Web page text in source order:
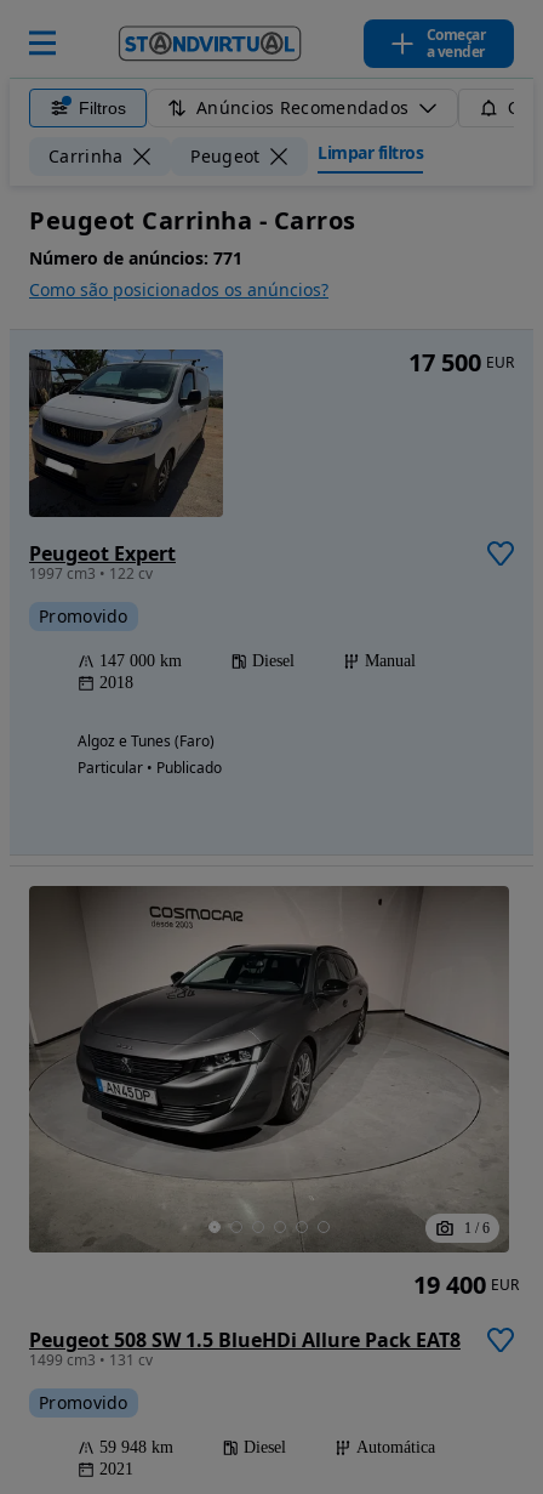
Começar
a vender
Filtros Anúncios Recomendados
Carrinha Peugeot Limpar filtros
Peugeot Carrinha - Carros
Número de anúncios: 771
Como são posicionados os anúncios?
Peugeot Expert
1997 cm3 • 122 cv
Promovido
147 000 km Diesel
Manual
2018
Algoz e Tunes (Faro)
Particular • Publicado
17 500 EUR
1 / 6
Peugeot 508 SW 1.5 BlueHDi Allure Pack EAT8
1499 cm3 • 131 cv
Promovido
59 948 km Diesel
Automática
2021
19 400 EUR